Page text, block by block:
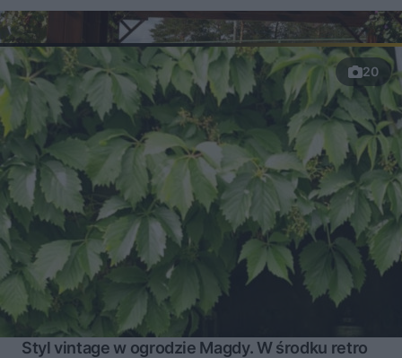
20
Styl vintage w ogrodzie Magdy. W środku retro